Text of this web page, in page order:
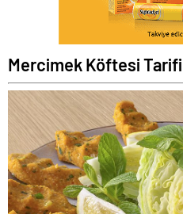
Mercimek Köftesi Tarifi